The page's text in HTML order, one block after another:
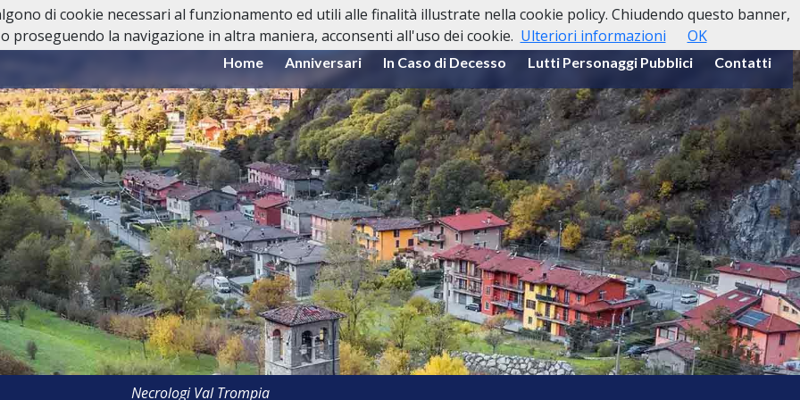
Home Anniversari In Caso di Decesso Lutti Personaggi Pubblici Contatti
Necrologi Val Trompia
di cookie necessari al funzionamento ed utili alle finalità illustrate nella cookie policy. Chiudendo questo banner,
proseguendo la navigazione in altra maniera, acconsenti all'uso dei cookie. Ulteriori informazioni OK